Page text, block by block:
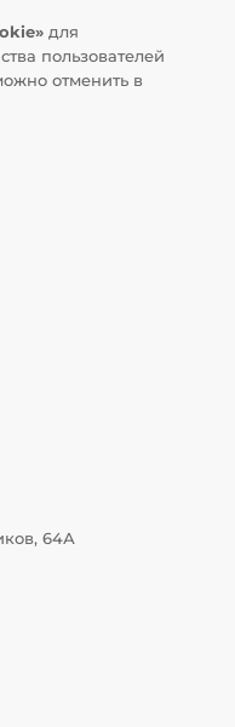
для
пользователей
отменить в
64А